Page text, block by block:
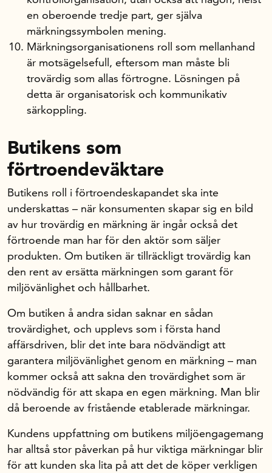
en oberoende tredje part, ger själva
märkningssymbolen mening.
Märkningsorganisationens roll som mellanhand
är motsägelsefull, eftersom man måste bli
trovärdig som allas förtrogne. Lösningen på
detta är organisatorisk och kommunikativ
särkoppling.
Butikens som
förtroendeväktare
Butikens roll i förtroendeskapandet ska inte
underskattas – när konsumenten skapar sig en bild
av hur trovärdig en märkning är ingår också det
förtroende man har för den aktör som säljer
produkten. Om butiken är tillräckligt trovärdig kan
den rent av ersätta märkningen som garant för
miljövänlighet och hållbarhet.
Om butiken å andra sidan saknar en sådan
trovärdighet, och upplevs som i första hand
affärsdriven, blir det inte bara nödvändigt att
garantera miljövänlighet genom en märkning – man
kommer också att sakna den trovärdighet som är
nödvändig för att skapa en egen märkning. Man blir
då beroende av fristående etablerade märkningar.
Kundens uppfattning om butikens miljöengagemang
har alltså stor påverkan på hur viktiga märkningar blir
för att kunden ska lita på att det de köper verkligen